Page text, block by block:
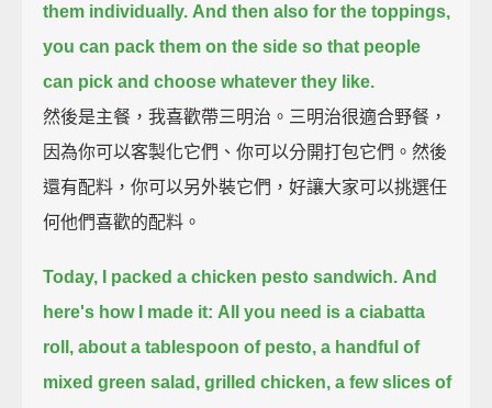
them individually. And then also for the toppings,
you can pack them on the side so that people
can pick and choose whatever they like.
然後是主餐，我喜歡帶三明治。三明治很適合野餐，
因為你可以客製化它們、你可以分開打包它們。然後
還有配料，你可以另外裝它們，好讓大家可以挑選任
何他們喜歡的配料。
Today, I packed a chicken pesto sandwich. And
here's how I made it: All you need is a ciabatta
roll, about a tablespoon of pesto, a handful of
mixed green salad, grilled chicken, a few slices of